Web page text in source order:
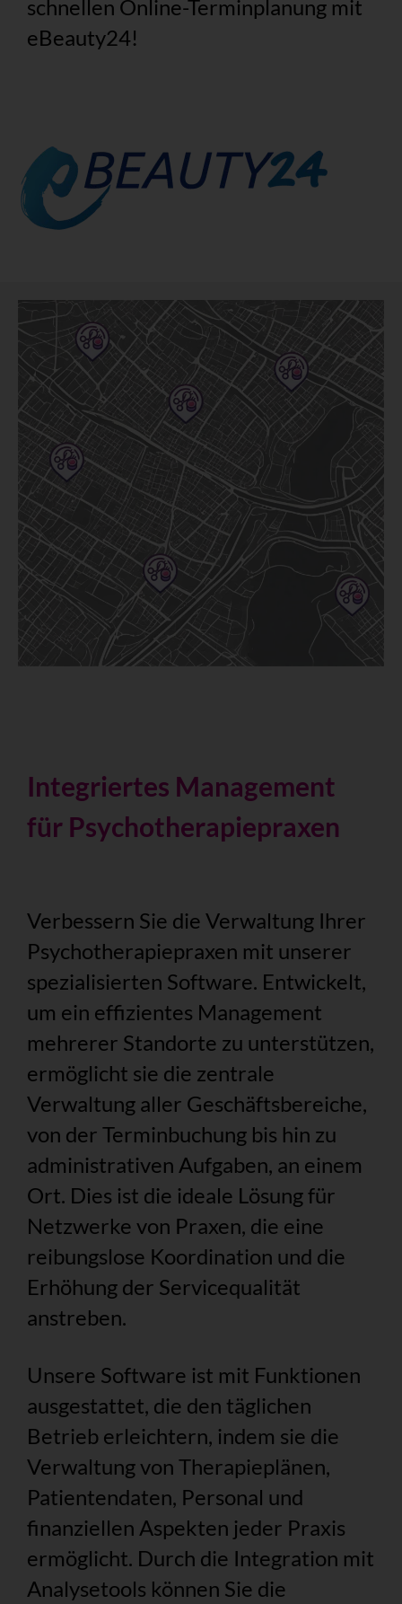
schnellen Online-Terminplanung mit
eBeauty24!
Integriertes Management
für Psychotherapiepraxen
Verbessern Sie die Verwaltung Ihrer
Psychotherapiepraxen mit unserer
spezialisierten Software. Entwickelt,
um ein effizientes Management
mehrerer Standorte zu unterstützen,
ermöglicht sie die zentrale
Verwaltung aller Geschäftsbereiche,
von der Terminbuchung bis hin zu
administrativen Aufgaben, an einem
Ort. Dies ist die ideale Lösung für
Netzwerke von Praxen, die eine
reibungslose Koordination und die
Erhöhung der Servicequalität
anstreben.
Unsere Software ist mit Funktionen
ausgestattet, die den täglichen
Betrieb erleichtern, indem sie die
Verwaltung von Therapieplänen,
Patientendaten, Personal und
finanziellen Aspekten jeder Praxis
ermöglicht. Durch die Integration mit
Analysetools können Sie die